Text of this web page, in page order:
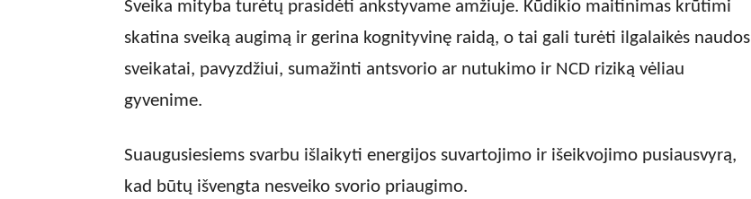
Sveika mityba turėtų prasidėti ankstyvame amžiuje. Kūdikio maitinimas krūtimi
skatina sveiką augimą ir gerina kognityvinę raidą, o tai gali turėti ilgalaikės naudos
sveikatai, pavyzdžiui, sumažinti antsvorio ar nutukimo ir NCD riziką vėliau
gyvenime.
Suaugusiesiems svarbu išlaikyti energijos suvartojimo ir išeikvojimo pusiausvyrą,
kad būtų išvengta nesveiko svorio priaugimo.